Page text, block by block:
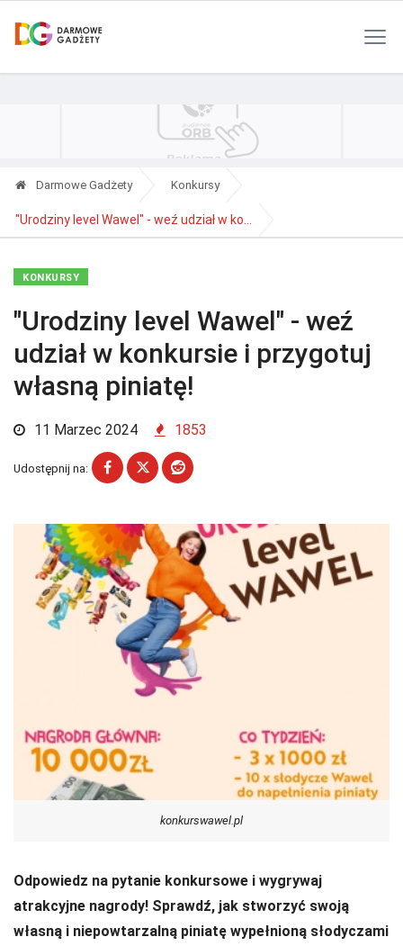
Darmowe Gadżety Konkursy
"Urodziny level Wawel" - weź udział w ko...
KONKURSY
"Urodziny level Wawel" - weź
udział w konkursie i przygotuj
własną piniatę!
11 Marzec 2024 1853
Udostępnij na:
konkurswawel.pl
Odpowiedz na pytanie konkursowe i wygrywaj
atrakcyjne nagrody! Sprawdź, jak stworzyć swoją
własną i niepowtarzalną piniatę wypełnioną słodyczami